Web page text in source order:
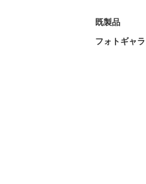
既製品
フォトギャ